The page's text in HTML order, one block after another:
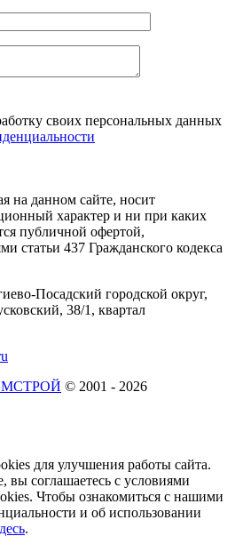
своих персональных данных
на данном сайте, носит
характер и ни при каких
публичной офертой,
статьи 437 Гражданского кодекса
Посадский городской округ,
38/1, квартал
© 2001 - 2026
для улучшения работы сайта.
вы соглашаетесь с условиями
Чтобы ознакомиться с нашими
и об использовании
.